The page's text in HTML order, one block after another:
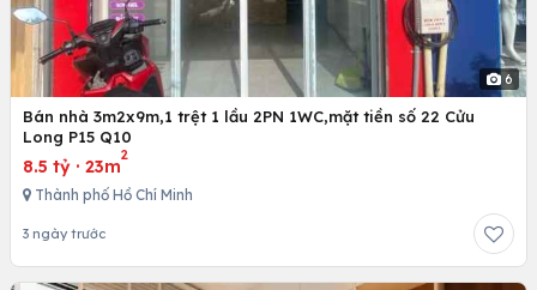
6
Bán nhà 3m2x9m,1 trệt 1 lầu 2PN 1WC,mặt tiền số 22 Cửu
Long P15 Q10
8.5 tỷ · 23m
2
Thành phố Hồ Chí Minh
3 ngày trước